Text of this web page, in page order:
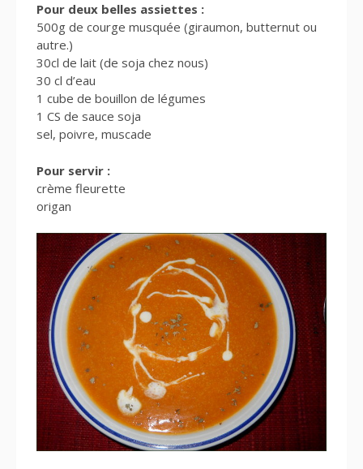
Pour deux belles assiettes :
500g de courge musquée (giraumon, butternut ou
autre.)
30cl de lait (de soja chez nous)
30 cl d’eau
1 cube de bouillon de légumes
1 CS de sauce soja
sel, poivre, muscade
Pour servir :
crème fleurette
origan